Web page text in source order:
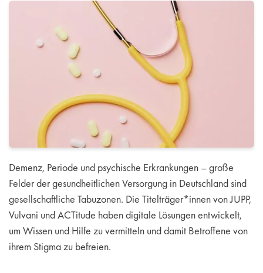
Demenz, Periode und psychische Erkrankungen – große
Felder der gesundheitlichen Versorgung in Deutschland sind
gesellschaftliche Tabuzonen. Die Titelträger*innen von JUPP,
Vulvani und ACTitude haben digitale Lösungen entwickelt,
um Wissen und Hilfe zu vermitteln und damit Betroffene von
ihrem Stigma zu befreien.